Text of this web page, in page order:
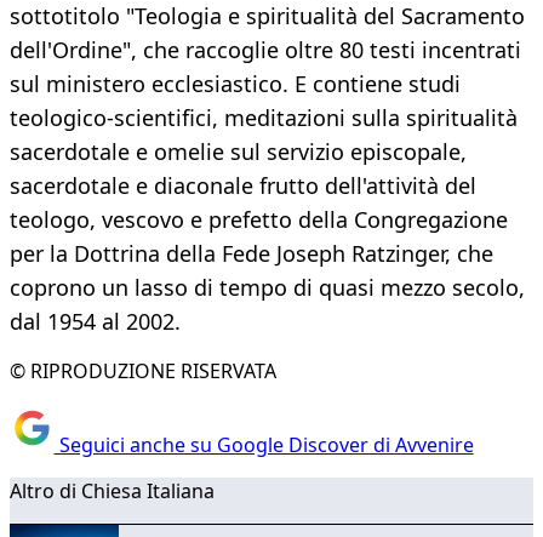
sottotitolo "Teologia e spiritualità del Sacramento
dell'Ordine", che raccoglie oltre 80 testi incentrati
sul ministero ecclesiastico. E contiene studi
teologico-scientifici, meditazioni sulla spiritualità
sacerdotale e omelie sul servizio episcopale,
sacerdotale e diaconale frutto dell'attività del
teologo, vescovo e prefetto della Congregazione
per la Dottrina della Fede Joseph Ratzinger, che
coprono un lasso di tempo di quasi mezzo secolo,
dal 1954 al 2002.
© RIPRODUZIONE RISERVATA
Seguici anche su Google Discover di Avvenire
Altro di Chiesa Italiana